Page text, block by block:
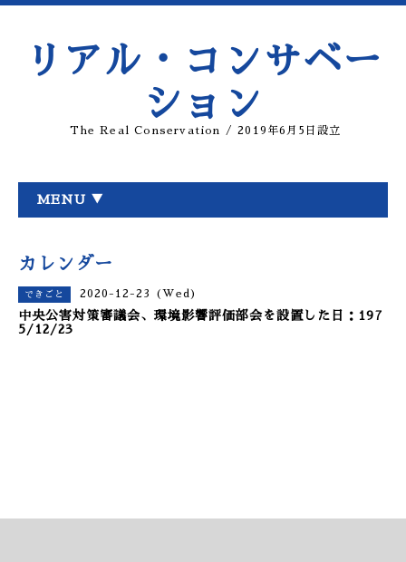
リアル・コンサベー
ション
The Real Conservation / 2019年6月5日設立
MENU ▼
カレンダー
できごと 2020-12-23 (Wed)
中央公害対策審議会、環境影響評価部会を設置した日：197
5/12/23